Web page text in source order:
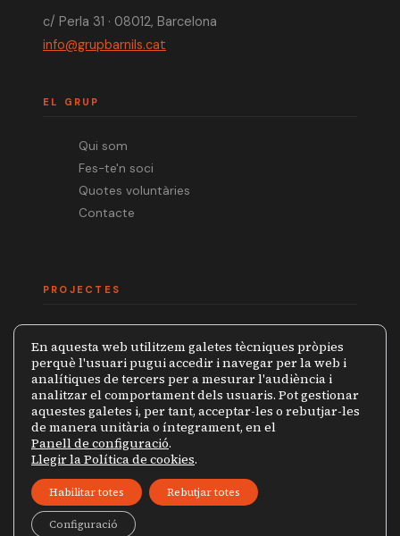
c/ Perla 31 · 08012, Barcelona
info@grupbarnils.cat
EL GRUP
Qui som
Fes-te'n soci
Quotes voluntàries
Contacte
PROJECTES
Premi Ramon Barnils
Col·lecció Periodistes
Mapa de la Censura
© 2026 Grup de Periodistes Ramon Barnils
Política de privacitat
En aquesta web utilitzem galetes tècniques pròpies
perquè l'usuari pugui accedir i navegar per la web i
analítiques de tercers per a mesurar l'audiència i
analitzar el comportament dels usuaris. Pot gestionar
aquestes galetes i, per tant, acceptar-les o rebutjar-les
de manera unitària o íntegrament, en el
Panell de configuració.
Llegir la Política de cookies.
Habilitar totes Rebutjar totes
Configuració